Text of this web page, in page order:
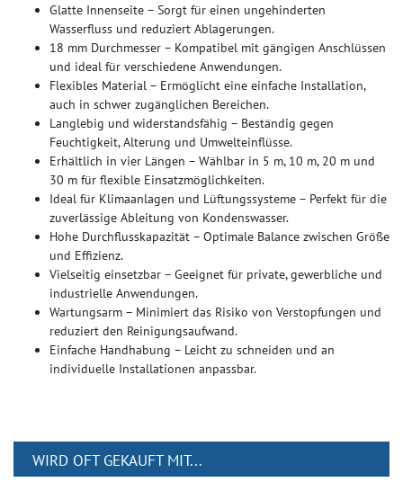
Glatte Innenseite – Sorgt für einen ungehinderten
Wasserfluss und reduziert Ablagerungen.
18 mm Durchmesser – Kompatibel mit gängigen Anschlüssen
und ideal für verschiedene Anwendungen.
Flexibles Material – Ermöglicht eine einfache Installation,
auch in schwer zugänglichen Bereichen.
Langlebig und widerstandsfähig – Beständig gegen
Feuchtigkeit, Alterung und Umwelteinflüsse.
Erhältlich in vier Längen – Wählbar in 5 m, 10 m, 20 m und
30 m für flexible Einsatzmöglichkeiten.
Ideal für Klimaanlagen und Lüftungssysteme – Perfekt für die
zuverlässige Ableitung von Kondenswasser.
Hohe Durchflusskapazität – Optimale Balance zwischen Größe
und Effizienz.
Vielseitig einsetzbar – Geeignet für private, gewerbliche und
industrielle Anwendungen.
Wartungsarm – Minimiert das Risiko von Verstopfungen und
reduziert den Reinigungsaufwand.
Einfache Handhabung – Leicht zu schneiden und an
individuelle Installationen anpassbar.
WIRD OFT GEKAUFT MIT...